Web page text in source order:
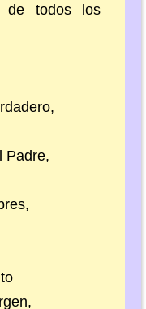
de todos los
Padre,